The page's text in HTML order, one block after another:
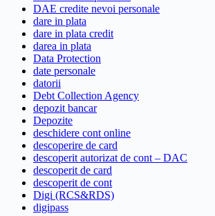
DAE credite nevoi personale
dare in plata
dare in plata credit
darea in plata
Data Protection
date personale
datorii
Debt Collection Agency
depozit bancar
Depozite
deschidere cont online
descoperire de card
descoperit autorizat de cont – DAC
descoperit de card
descoperit de cont
Digi (RCS&RDS)
digipass